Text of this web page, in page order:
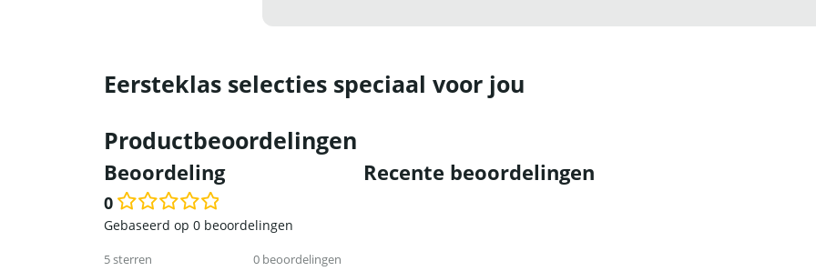
Eersteklas selecties speciaal voor jou
Productbeoordelingen
Beoordeling
0
Waardering
uit
Gebaseerd op 0 beoordelingen
5 sterren 0 beoordelingen
Recente beoordelingen